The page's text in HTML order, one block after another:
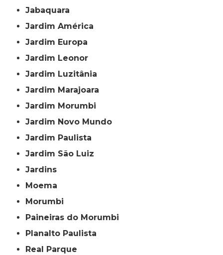
Jabaquara
Jardim América
Jardim Europa
Jardim Leonor
Jardim Luzitânia
Jardim Marajoara
Jardim Morumbi
Jardim Novo Mundo
Jardim Paulista
Jardim São Luiz
Jardins
Moema
Morumbi
Paineiras do Morumbi
Planalto Paulista
Real Parque